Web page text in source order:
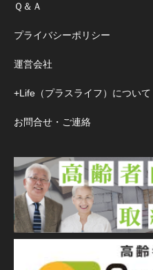
Ｑ＆Ａ
プライバシーポリシー
運営会社
+Life（プラスライフ）について
お問合せ・ご連絡